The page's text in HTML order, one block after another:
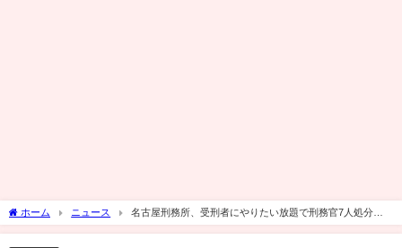
ホーム ニュース
名古屋刑務所、受刑者にやりたい放題で刑務官7人処分さ
れる